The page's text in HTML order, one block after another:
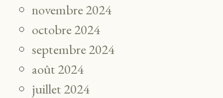
novembre 2024
octobre 2024
septembre 2024
août 2024
juillet 2024